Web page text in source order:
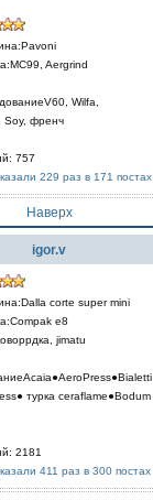
Aergrind
Wilfa,
Soy, френч
757
229 раз в 171 постах
Наверх
igor.v
corte super mini
e8
jimatu
турка сeraflame●Bodum
2181
411 раз в 300 постах